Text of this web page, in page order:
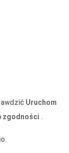
Uruchom
zgodności .